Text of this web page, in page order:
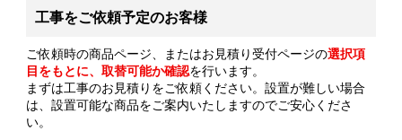
工事をご依頼予定のお客様
ご依頼時の商品ページ、またはお見積り受付ページの選択項
目をもとに、取替可能か確認を行います。
まずは工事のお見積りをご依頼ください。設置が難しい場合
は、設置可能な商品をご案内いたしますのでご安心くださ
い。